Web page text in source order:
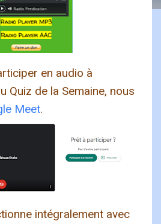
en audio à
Quiz de la Semaine, nous
Meet.
intégralement avec